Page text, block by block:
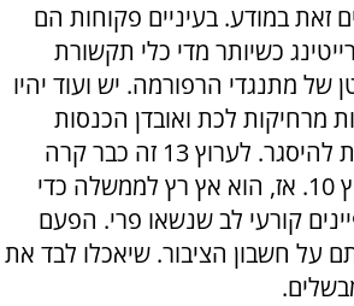
זאת במודע. בעיניים פקוחות הם
כשיותר מדי כלי תקשורת
מתנגדי הרפורמה. יש ועוד יהיו
מרחיקות לכת ואובדן הכנסות
שיגרמו לכלי תקשורת להיסגר. לערוץ 13 זה כבר קרה
בגלגולו הקודם כערוץ 10. אז, הוא אץ רץ לממשלה כדי
קורעי לב שנשאו פרי. הפעם
על חשבון הציבור. שיאכלו לבד את